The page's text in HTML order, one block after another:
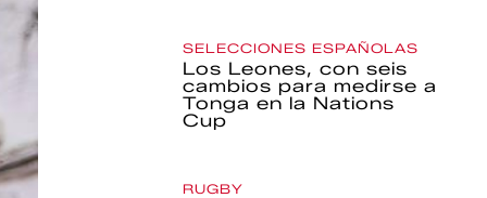
SELECCIONES ESPAÑOLAS
Los Leones, con seis
cambios para medirse a
Tonga en la Nations
Cup
RUGBY